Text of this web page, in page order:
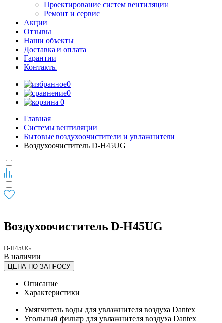
Проектирование систем вентиляции
Ремонт и сервис
Акции
Отзывы
Наши объекты
Доставка и оплата
Гарантии
Контакты
0
0
0
Главная
Системы вентиляции
Бытовые воздухоочистители и увлажнители
Воздухоочиститель D-H45UG
Воздухоочиститель D-H45UG
D-H45UG
В наличии
ЦЕНА ПО ЗАПРОСУ
Описание
Характеристики
Умягчитель воды для увлажнителя воздуха Dantex
Угольный фильтр для увлажнителя воздуха Dantex